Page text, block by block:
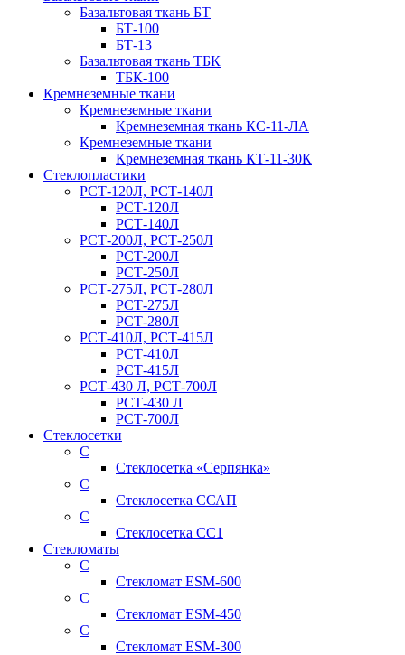
Базальтовая ткань БТ
БТ-100
БТ-13
Базальтовая ткань ТБК
ТБК-100
Кремнеземные ткани
Кремнеземные ткани
Кремнеземная ткань КС-11-ЛА
Кремнеземные ткани
Кремнеземная ткань КТ-11-30К
Стеклопластики
РСТ-120Л, РСТ-140Л
РСТ-120Л
РСТ-140Л
РСТ-200Л, РСТ-250Л
РСТ-200Л
РСТ-250Л
РСТ-275Л, РСТ-280Л
РСТ-275Л
РСТ-280Л
РСТ-410Л, РСТ-415Л
РСТ-410Л
РСТ-415Л
РСТ-430 Л, РСТ-700Л
РСТ-430 Л
РСТ-700Л
Стеклосетки
С
Стеклосетка «Серпянка»
С
Стеклосетка ССАП
С
Стеклосетка СС1
Стекломаты
С
Стекломат ESM-600
С
Стекломат ESM-450
С
Стекломат ESM-300